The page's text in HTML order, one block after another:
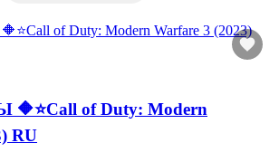
of Duty: Modern
RU